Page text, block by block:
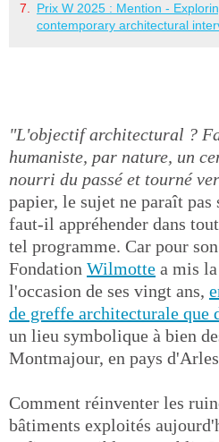
Prix W 2025 : Mention -
contemporary architectural
"L'objectif architectural ?
humaniste, par nature, un
nourri du passé et tourné
papier, le sujet ne paraît
faut-il appréhender dans
tel programme. Car pour
Fondation Wilmotte a mis
l'occasion de ses vingt ans,
de greffe architecturale que
un lieu symbolique à bien
Montmajour, en pays
Comment réinventer les
bâtiments exploités